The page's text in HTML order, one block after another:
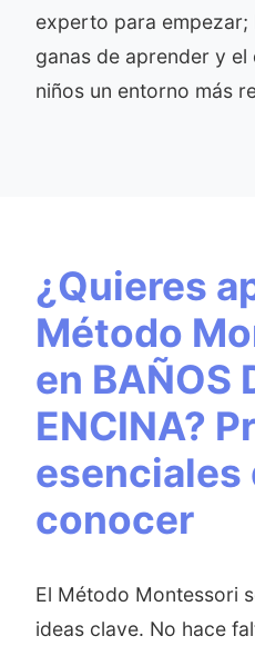
experto para
ganas de aprender y
niños un entorno más
¿Quieres
Método
en BAÑOS
ENCINA?
esenciales
conocer
El Método Montessori
ideas clave. No hace